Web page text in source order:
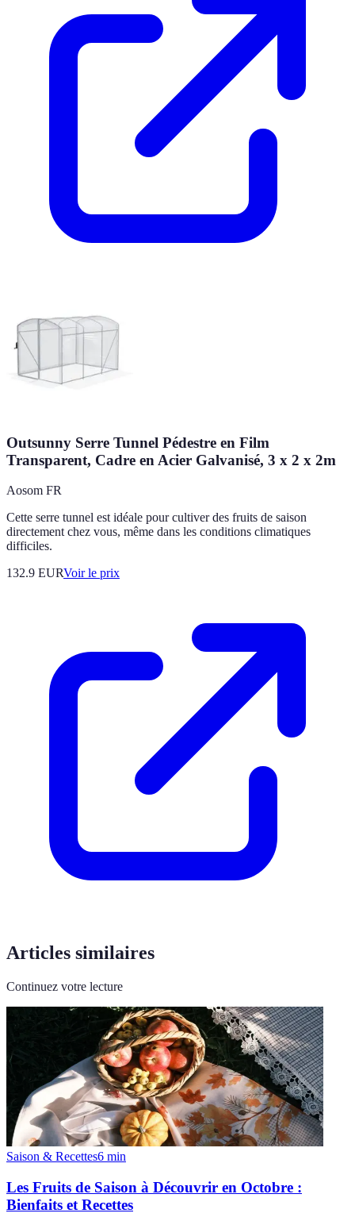
Outsunny Serre Tunnel Pédestre en Film
Transparent, Cadre en Acier Galvanisé, 3 x 2 x 2m
Aosom FR
Cette serre tunnel est idéale pour cultiver des fruits de saison
directement chez vous, même dans les conditions climatiques
difficiles.
132.9 EURVoir le prix
Articles similaires
Continuez votre lecture
Saison & Recettes6 min
Les Fruits de Saison à Découvrir en Octobre :
Bienfaits et Recettes